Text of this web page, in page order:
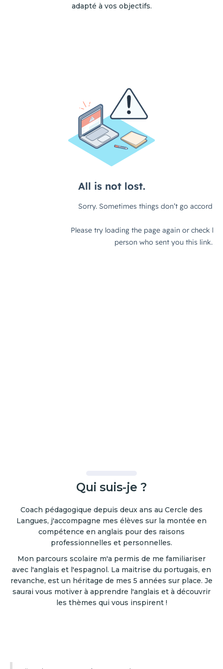
adapté à vos objectifs.
Qui suis-je ?
Coach pédagogique depuis deux ans au Cercle des
Langues, j'accompagne mes élèves sur la montée en
compétence en anglais pour des raisons
professionnelles et personnelles.
Mon parcours scolaire m'a permis de me familiariser
avec l'anglais et l'espagnol. La maitrise du portugais, en
revanche, est un héritage de mes 5 années sur place. Je
saurai vous motiver à apprendre l'anglais et à découvrir
les thèmes qui vous inspirent !